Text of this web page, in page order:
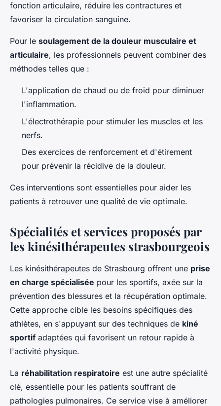
fonction articulaire, réduire les contractures et
favoriser la circulation sanguine.
Pour le soulagement de la douleur musculaire et
articulaire, les professionnels peuvent combiner des
méthodes telles que :
L'application de chaud ou de froid pour diminuer
l'inflammation.
L'électrothérapie pour stimuler les muscles et les
nerfs.
Des exercices de renforcement et d'étirement
pour prévenir la récidive de la douleur.
Ces interventions sont essentielles pour aider les
patients à retrouver une qualité de vie optimale.
Spécialités et services proposés par
les kinésithérapeutes strasbourgeois
Les kinésithérapeutes de Strasbourg offrent une prise
en charge spécialisée pour les sportifs, axée sur la
prévention des blessures et la récupération optimale.
Cette approche cible les besoins spécifiques des
athlètes, en s'appuyant sur des techniques de kiné
sportifadaptées qui favorisent un retour rapide à
l'activité physique.
La réhabilitation respiratoire est une autre spécialité
clé, essentielle pour les patients souffrant de
pathologies pulmonaires. Ce service vise à améliorer